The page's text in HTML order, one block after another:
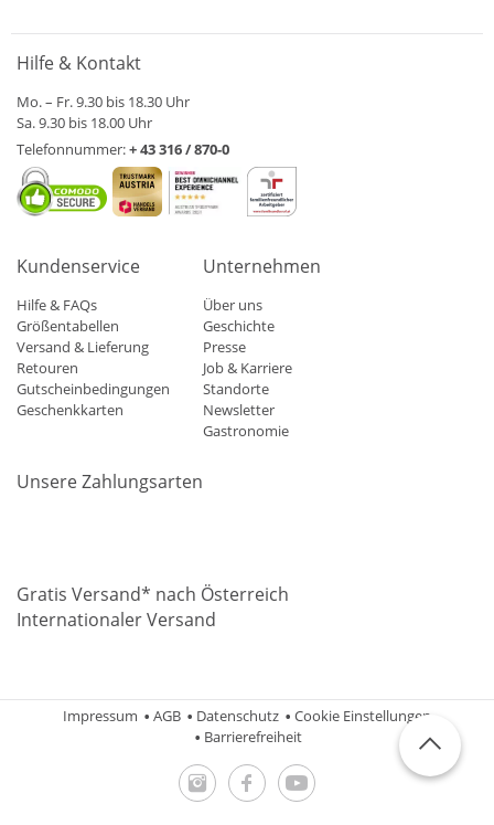
Hilfe & Kontakt
Mo. – Fr. 9.30 bis 18.30 Uhr
Sa. 9.30 bis 18.00 Uhr
Telefonnummer:+ 43 316 / 870-0
Kundenservice
Hilfe & FAQs
Größentabellen
Versand & Lieferung
Retouren
Gutscheinbedingungen
Geschenkkarten
Unternehmen
Über uns
Geschichte
Presse
Job & Karriere
Standorte
Newsletter
Gastronomie
Unsere Zahlungsarten
Gratis Versand* nach Österreich
Internationaler Versand
Impressum AGB Datenschutz
Cookie Einstellungen
Barrierefreiheit